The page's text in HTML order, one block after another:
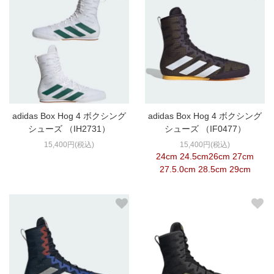
adidas Box Hog 4 ボクシング
シューズ （IH2731）
15,400円(税込)
adidas Box Hog 4 ボクシング
シューズ （IF0477）
15,400円(税込)
24cm 24.5cm26cm 27cm
27.5.0cm 28.5cm 29cm